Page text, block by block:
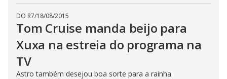
DO R7/18/08/2015
Tom Cruise manda beijo para
Xuxa na estreia do programa na
TV
Astro também desejou boa sorte para a rainha